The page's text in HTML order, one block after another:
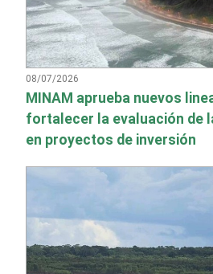
08/07/2026
MINAM aprueba nuevos
fortalecer la evaluación de
en proyectos de inversión